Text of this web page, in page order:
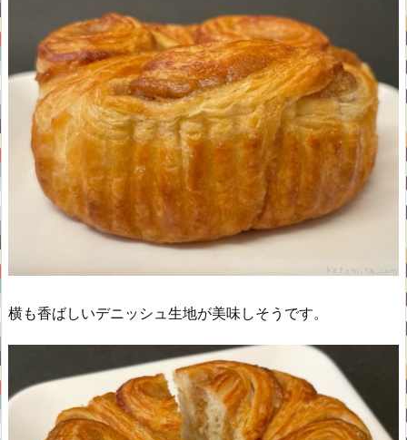
横も香ばしいデニッシュ生地が美味しそうです。